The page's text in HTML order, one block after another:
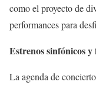
como el proyecto de
performances para
Estrenos sinfónicos
La agenda de